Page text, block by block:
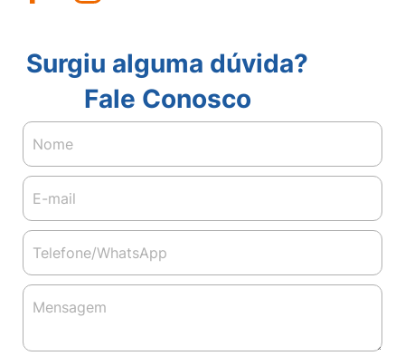
Surgiu alguma dúvida?
Fale Conosco